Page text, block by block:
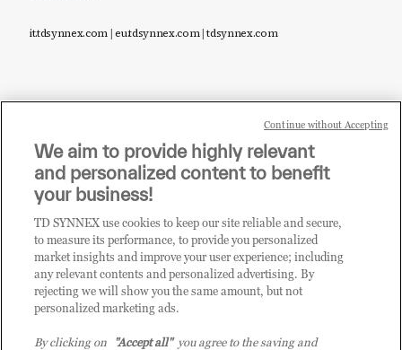
it.tdsynnex.com|eu.tdsynnex.com|tdsynnex.com
Sei un rivenditore di tecnologia e desideri acquistare
i prodotti o le soluzioni trattate sul blog?
CLICCA QUI E DIVENTA
CLIENTE TD SYNNEX
We aim to provide highly relevant
and personalized content to benefit
your business!
TD SYNNEX use cookies to keep our site reliable and secure,
to measure its performance, to provide you personalized
market insights and improve your user experience; including
any relevant contents and personalized advertising. By
rejecting we will show you the same amount, but not
personalized marketing ads.
By clicking on "Accept all"you agree to the saving and
Continue without Accepting